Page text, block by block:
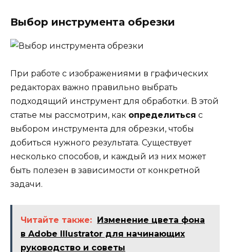
Выбор инструмента обрезки
При работе с изображениями в графических
редакторах важно правильно выбрать
подходящий инструмент для обработки. В этой
статье мы рассмотрим, как определиться с
выбором инструмента для обрезки, чтобы
добиться нужного результата. Существует
несколько способов, и каждый из них может
быть полезен в зависимости от конкретной
задачи.
Читайте также: Изменение цвета фона
в Adobe Illustrator для начинающих
руководство и советы